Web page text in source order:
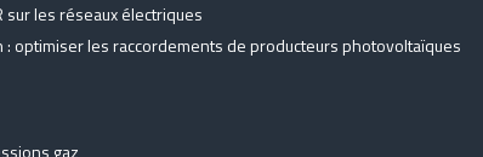
sur les réseaux électriques
: optimiser les raccordements de producteurs photovoltaïques
gaz